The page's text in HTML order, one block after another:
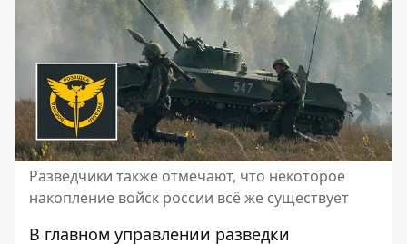
Разведчики также отмечают, что некоторое
накопление войск россии всё же существует
В главном управлении разведки